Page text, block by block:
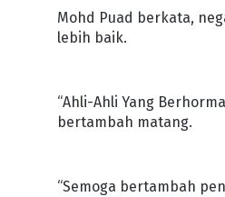
Mohd Puad berkata,
lebih baik.
“Ahli-Ahli Yang
bertambah matang.
“Semoga bertambah